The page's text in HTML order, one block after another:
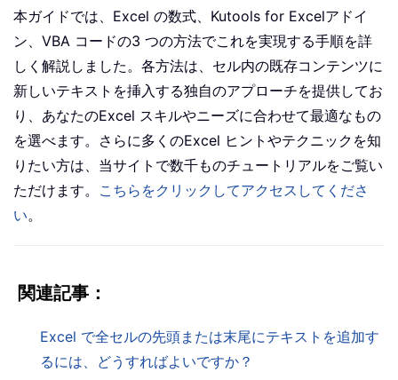
本ガイドでは、Excel の数式、 Kutools for Excelアドイ
ン、VBA コードの3 つの方法でこれを実現する手順を詳
しく解説しました。各方法は、セル内の既存コンテンツに
新しいテキストを挿入する独自のアプローチを提供してお
り、あなたのExcel スキルやニーズに合わせて最適なもの
を選べます。さらに多くのExcel ヒントやテクニックを知
りたい方は、当サイトで数千ものチュートリアルをご覧い
ただけます。 こちらをクリックしてアクセスしてくださ
い。
関連記事：
Excel で全セルの先頭または末尾にテキストを追加す
るには、どうすればよいですか？